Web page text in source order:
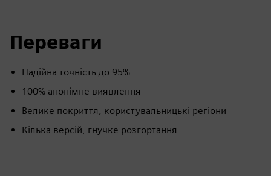
Переваги
Надійна точність до 95%
100% анонімне виявлення
Велике покриття, користувальницькі регіони
Кілька версій, гнучке розгортання